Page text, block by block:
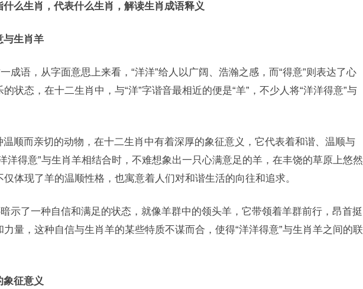
什么生肖，代表什么生肖，解读生肖成语释义
与生肖羊
成语，从字面意思上来看，“洋洋”给人以广阔、浩瀚之感，而“得意”则表达了心
状态，在十二生肖中，与“洋”字谐音最相近的便是“羊”，不少人将“洋洋得意”与
温顺而亲切的动物，在十二生肖中有着深厚的象征意义，它代表着和谐、温顺与
洋得意”与生肖羊相结合时，不难想象出一只心满意足的羊，在丰饶的草原上悠然
仅体现了羊的温顺性格，也寓意着人们对和谐生活的向往和追求。
暗示了一种自信和满足的状态，就像羊群中的领头羊，它带领着羊群前行，昂首挺
力量，这种自信与生肖羊的某些特质不谋而合，使得“洋洋得意”与生肖羊之间的联
象征意义